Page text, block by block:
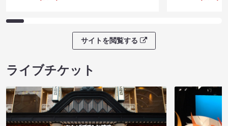
サイトを閲覧する
ライブチケット